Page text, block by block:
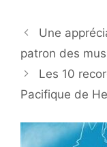
Une
patron des
Les 10
Pacifique de